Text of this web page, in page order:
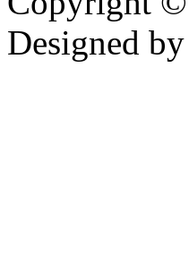
Designed by